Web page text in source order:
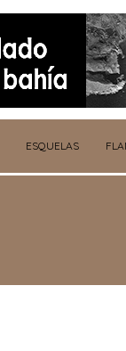
ESQUELAS